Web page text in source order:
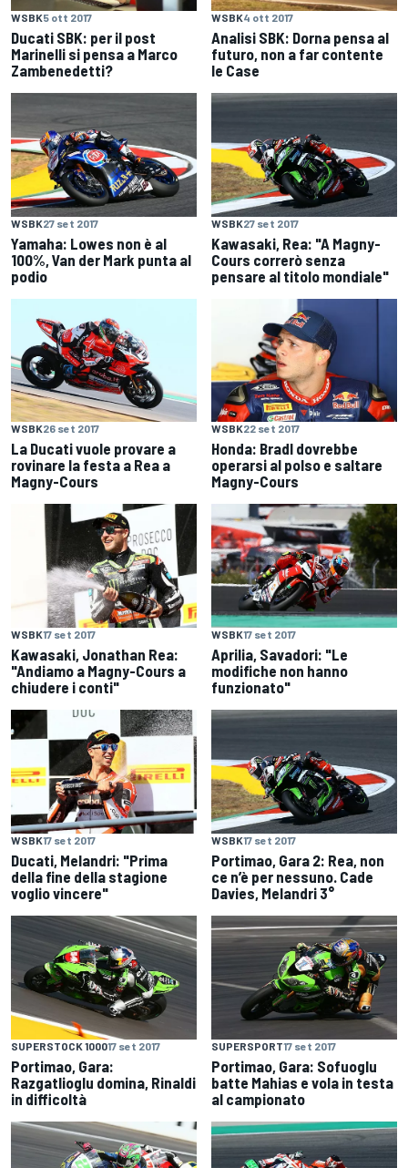
WSBK5 ott 2017
Ducati SBK: per il post
Marinelli si pensa a Marco
Zambenedetti?
WSBK4 ott 2017
Analisi SBK: Dorna pensa al
futuro, non a far contente
le Case
WSBK27 set 2017
Yamaha: Lowes non è al
100%, Van der Mark punta al
podio
WSBK27 set 2017
Kawasaki, Rea: "A Magny-
Cours correrò senza
pensare al titolo mondiale"
WSBK26 set 2017
La Ducati vuole provare a
rovinare la festa a Rea a
Magny-Cours
WSBK22 set 2017
Honda: Bradl dovrebbe
operarsi al polso e saltare
Magny-Cours
WSBK17 set 2017
Kawasaki, Jonathan Rea:
"Andiamo a Magny-Cours a
chiudere i conti"
WSBK17 set 2017
Aprilia, Savadori: "Le
modifiche non hanno
funzionato"
WSBK17 set 2017
Ducati, Melandri: "Prima
della fine della stagione
voglio vincere"
WSBK17 set 2017
Portimao, Gara 2: Rea, non
ce n’è per nessuno. Cade
Davies, Melandri 3°
SUPERSTOCK 100017 set 2017
Portimao, Gara:
Razgatlioglu domina, Rinaldi
in difficoltà
SUPERSPORT17 set 2017
Portimao, Gara: Sofuoglu
batte Mahias e vola in testa
al campionato